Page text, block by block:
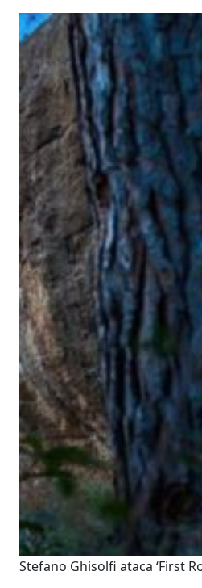
Stefano Ghisolfi ataca ‘First